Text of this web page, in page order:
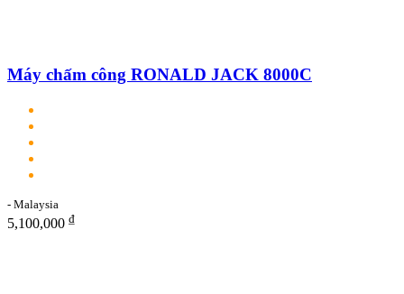
Máy chấm công RONALD JACK 8000C
- Malaysia
5,100,000 ₫